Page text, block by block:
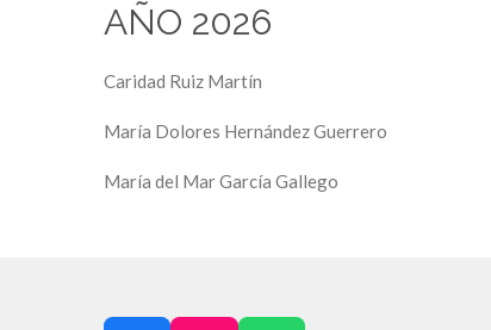
AÑO 2026
Caridad Ruiz Martín
María Dolores Hernández Guerrero
María del Mar García Gallego